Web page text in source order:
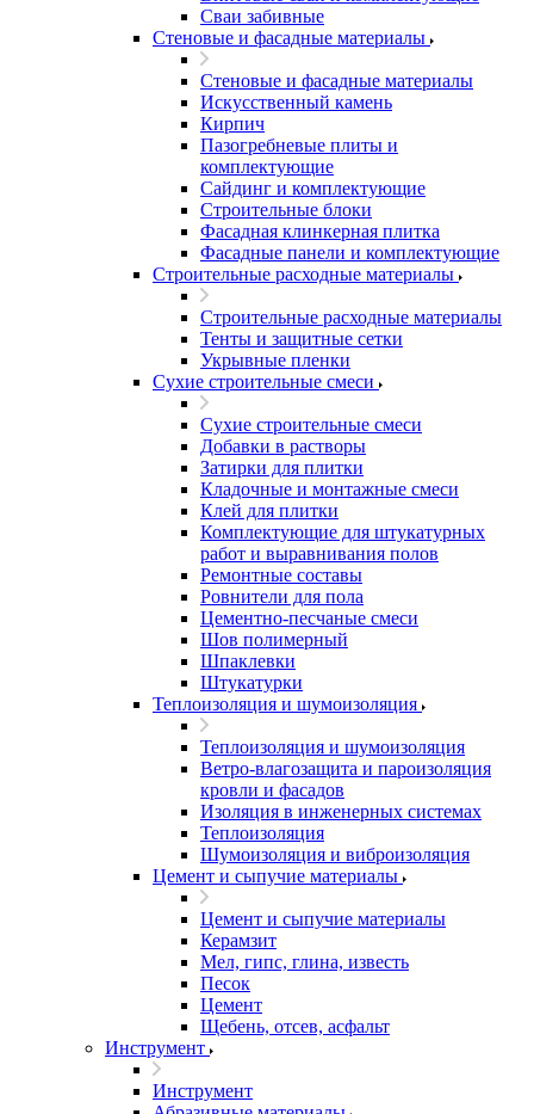
Сваи забивные
Стеновые и фасадные материалы
Стеновые и фасадные материалы
Искусственный камень
Кирпич
Пазогребневые плиты и
комплектующие
Сайдинг и комплектующие
Строительные блоки
Фасадная клинкерная плитка
Фасадные панели и комплектующие
Строительные расходные материалы
Строительные расходные материалы
Тенты и защитные сетки
Укрывные пленки
Сухие строительные смеси
Сухие строительные смеси
Добавки в растворы
Затирки для плитки
Кладочные и монтажные смеси
Клей для плитки
Комплектующие для штукатурных
работ и выравнивания полов
Ремонтные составы
Ровнители для пола
Цементно-песчаные смеси
Шов полимерный
Шпаклевки
Штукатурки
Теплоизоляция и шумоизоляция
Теплоизоляция и шумоизоляция
Ветро-влагозащита и пароизоляция
кровли и фасадов
Изоляция в инженерных системах
Теплоизоляция
Шумоизоляция и виброизоляция
Цемент и сыпучие материалы
Цемент и сыпучие материалы
Керамзит
Мел, гипс, глина, известь
Песок
Цемент
Щебень, отсев, асфальт
Инструмент
Инструмент